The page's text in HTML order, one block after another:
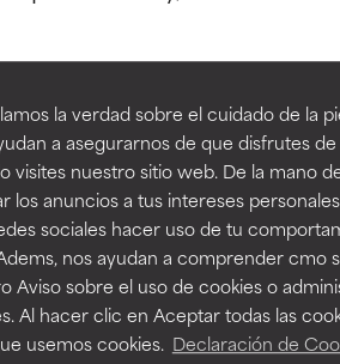
la verdad sobre el cuidado de la
a asegurarnos de que disfrutes
visites nuestro sitio web. De la mano
los anuncios a tus intereses
sociales hacer uso de tu
nos ayudan a comprender cmo
Aviso sobre el uso de cookies o
Al hacer clic en Aceptar todas las
usemos cookies. Declaración de
BACK TO
to assess ingredients in this
tan beneficiosos como los de la
la estabilidad o la absorción de una
ciertas limitaciones en cuanto a su
básicos o que no cuentan con
algunos beneficios se
tan beneficiosos como los de la
la estabilidad o la absorción de una
ciertas limitaciones en cuanto a su
básicos o que no cuentan con
algunos beneficios se